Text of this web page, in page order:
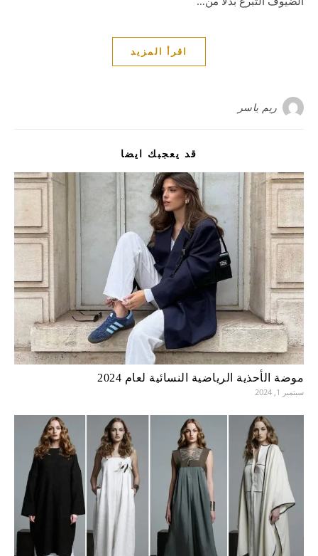
اقرأ المزيد
ريم ياسر
قد يعجبك ايضا
موضة الأحذية الرياضية النسائية لعام 2024
سبتمبر 1, 2024